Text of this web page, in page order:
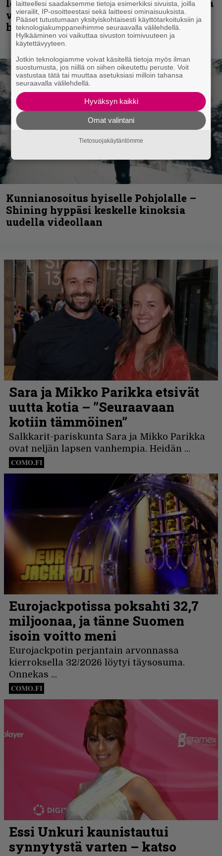
levyjulkaisua keikkareissulla kuvatulla
videolla – ”Oltiin pakussa kusihädässä
helvetin väsyneenä…”
Kunnianosoitus hyiselle Pohjolalle –
Shining hyppäsi keskelle kinoksia
uudella videollaan
laitteellesi saadaksemme tietoja esimerkiksi sivuista, joilla
vierailit, IP-osoitteestasi sekä laitteesi ominaisuuksista.
Pääset tutustumaan yksityiskohtaisesti käyttötarkoituksiin ja
teknologiakumppaneihimme seuraavalla välilehdellä.
Hylkääminen voi vaikuttaa sivuston toimivuuteen ja
käytettävyyteen.
Jotkin teknologiamme voivat käsitellä tietoja myös ilman
suostumusta, jos niillä on siihen oikeutettu peruste. Voit
vastustaa tätä tai muuttaa asetuksiasi milloin tahansa
seuraavalla välilehdellä.
Hyväksyn kaikki
Omat valintani
Tietosuojakäytäntömme